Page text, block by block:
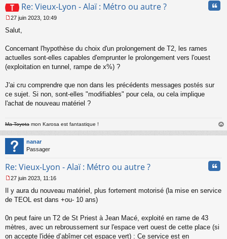
Re: Vieux-Lyon - Alaï : Métro ou autre ?
e
s
g
e
o
n
u
27 juin 2023, 10:49
Salut,
Concernant l'hypothèse du choix d'un prolongement de T2, les rames
actuelles sont-elles capables d'emprunter le prolongement vers l'ouest
(exploitation en tunnel, rampe de x%) ?
J'ai cru comprendre que non dans les précédents messages postés sur
ce sujet. Si non, sont-elles "modifiables" pour cela, ou cela implique
l'achat de nouveau matériel ?
Ma Toyota mon Karosa est fantastique !
au
nanar
Passager
Re: Vieux-Lyon - Alaï : Métro ou autre ?
e
s
g
e
n
27 juin 2023, 11:16
Il y aura du nouveau matériel, plus fortement motorisé (la mise en service
de TEOL est dans +ou- 10 ans)
0n peut faire un T2 de St Priest à Jean Macé, exploité en rame de 43
mètres, avec un rebroussement sur l'espace vert ouest de cette place (si
on accepte l'idée d’abîmer cet espace vert) : Ce service est en